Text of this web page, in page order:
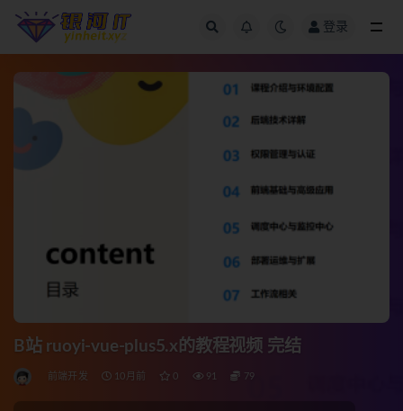
登录
B站 ruoyi-vue-plus5.x的教程视频 完结
前端开发 10月前 0 91 79